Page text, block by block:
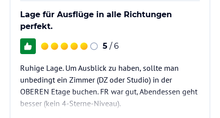
Lage für Ausflüge in alle Richtungen
perfekt.
5 / 6
Ruhige Lage. Um Ausblick zu haben, sollte man
unbedingt ein Zimmer (DZ oder Studio) in der
OBEREN Etage buchen. FR war gut, Abendessen geht
besser (kein 4-Sterne-Niveau).